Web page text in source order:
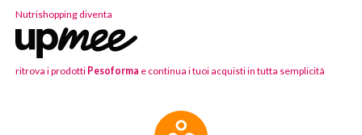
Nutrishopping diventa
ritrova i prodotti Pesoforma e continua i tuoi acquisti in tutta semplicità
Caratteristiche